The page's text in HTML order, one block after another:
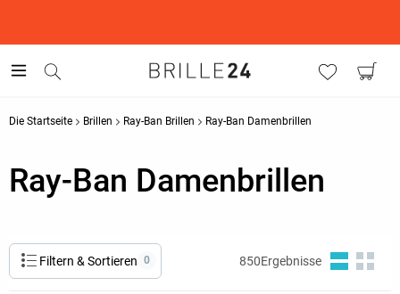
Die Startseite Brillen Ray-Ban Brillen Ray-Ban Damenbrillen
Ray-Ban Damenbrillen
Filtern & Sortieren 0 850Ergebnisse